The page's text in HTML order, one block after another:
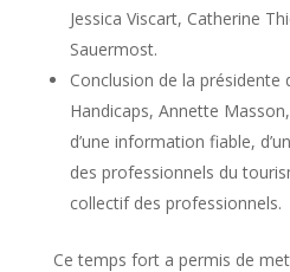
Jessica Viscart, Catherine
Sauermost.
Conclusion de la présidente
Handicaps, Annette
d’une information fiable,
des professionnels du
collectif des professionnels.
Ce temps fort a permis de